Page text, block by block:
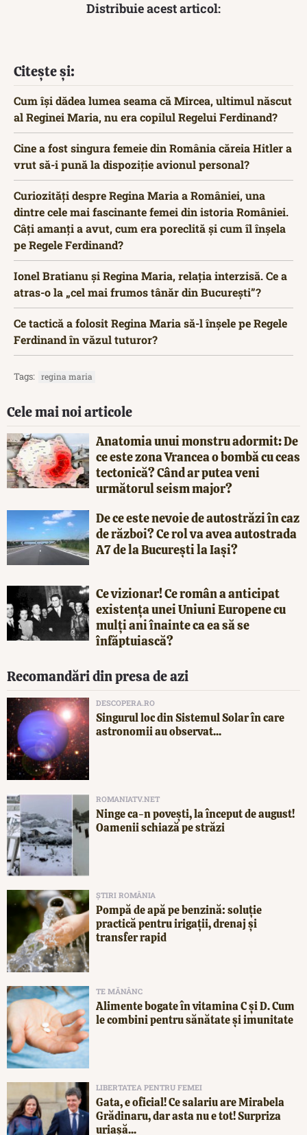
Distribuie acest articol:
Citește și:
Cum își dădea lumea seama că Mircea, ultimul născut
al Reginei Maria, nu era copilul Regelui Ferdinand?
Cine a fost singura femeie din România căreia Hitler a
vrut să-i pună la dispoziție avionul personal?
Curiozități despre Regina Maria a României, una
dintre cele mai fascinante femei din istoria României.
Câți amanți a avut, cum era poreclită și cum îl înșela
pe Regele Ferdinand?
Ionel Bratianu și Regina Maria, relația interzisă. Ce a
atras-o la „cel mai frumos tânăr din București”?
Ce tactică a folosit Regina Maria să-l înșele pe Regele
Ferdinand în văzul tuturor?
Tags: regina maria
Cele mai noi articole
Anatomia unui monstru adormit: De
ce este zona Vrancea o bombă cu ceas
tectonică? Când ar putea veni
următorul seism major?
De ce este nevoie de autostrăzi în caz
de război? Ce rol va avea autostrada
A7 de la București la Iași?
Ce vizionar! Ce român a anticipat
existența unei Uniuni Europene cu
mulți ani înainte ca ea să se
înfăptuiască?
Recomandări din presa de azi
DESCOPERA.RO
Singurul loc din Sistemul Solar în care
astronomii au observat...
ROMANIATV.NET
Ninge ca-n povești, la început de august!
Oamenii schiază pe străzi
ȘTIRI ROMÂNIA
Pompă de apă pe benzină: soluție
practică pentru irigații, drenaj și
transfer rapid
TE MĂNÂNC
Alimente bogate în vitamina C și D. Cum
le combini pentru sănătate și imunitate
LIBERTATEA PENTRU FEMEI
Gata, e oficial! Ce salariu are Mirabela
Grădinaru, dar asta nu e tot! Surpriza
uriașă...